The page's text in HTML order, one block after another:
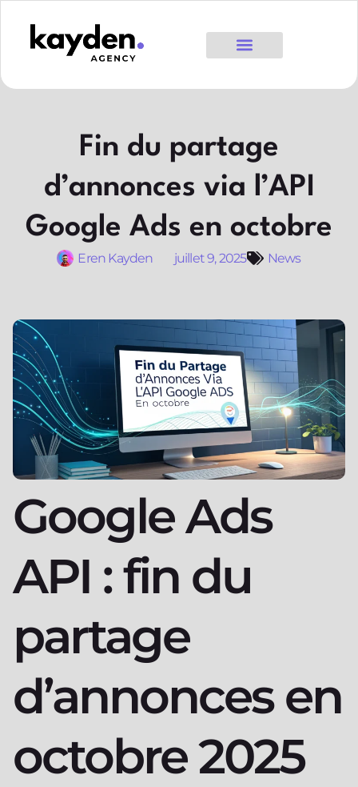
Fin du partage
d’annonces via l’API
Google Ads en octobre
Eren Kayden juillet 9, 2025 News
Google Ads
API : fin du
partage
d’annonces en
octobre 2025